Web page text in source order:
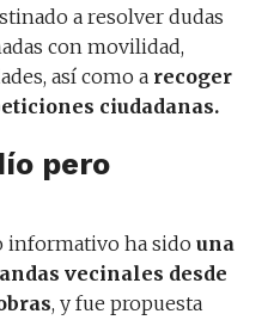
a resolver dudas
con movilidad,
así como a recoger
ciudadanas.
pero
informativo ha sido una
vecinales desde
, y fue propuesta